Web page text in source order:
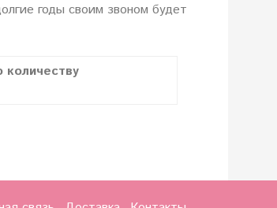
годы своим звоном будет